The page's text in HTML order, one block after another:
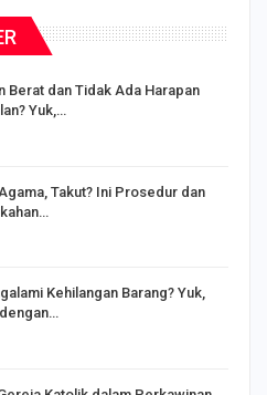
Berat dan Tidak Ada Harapan
Yuk,…
Takut? Ini Prosedur dan
Kehilangan Barang? Yuk,